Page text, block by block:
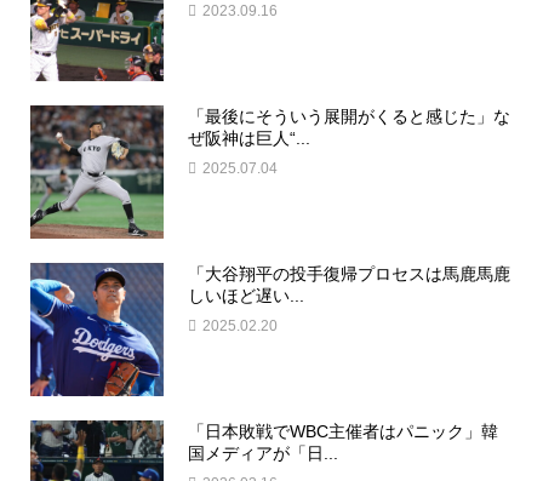
2023.09.16
「最後にそういう展開がくると感じた」な
ぜ阪神は巨人“...
2025.07.04
「大谷翔平の投手復帰プロセスは馬鹿馬鹿
しいほど遅い...
2025.02.20
「日本敗戦でWBC主催者はパニック」韓
国メディアが「日...